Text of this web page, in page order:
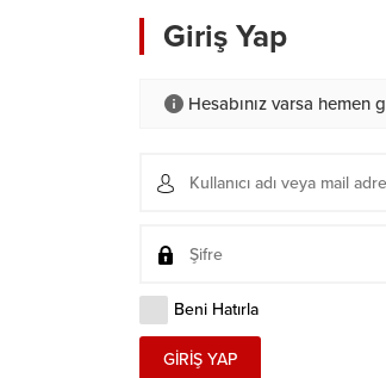
Giriş Yap
Hesabınız varsa hemen
Beni Hatırla
GIRIŞ YAP